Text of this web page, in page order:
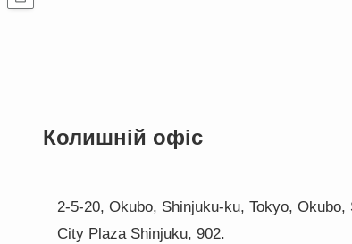
Колишній офіс
2-5-20, Okubo, Shinjuku-ku, Tokyo, Okubo,
City Plaza Shinjuku, 902.